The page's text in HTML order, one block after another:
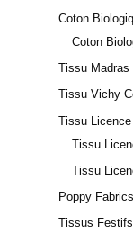
Coton
Coton
Tissu Madras
Tissu Vichy
Tissu Licence
Tissu
Tissu
Poppy Fabrics
Tissus